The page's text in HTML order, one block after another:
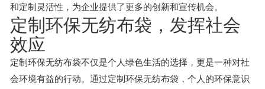
和定制灵活性，为企业提供了更多的创新和宣传机会。
定制环保无纺布袋，发挥社会
效应
定制环保无纺布袋不仅是个人绿色生活的选择，更是一种对社
会环境有益的行动。通过定制环保无纺布袋，个人的环保意识